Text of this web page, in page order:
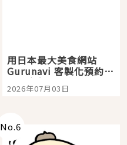
用日本最大美食網站
Gurunavi 客製化預約九
大都市餐廳，打造專屬
美食體驗！
2026年07月03日
No.6